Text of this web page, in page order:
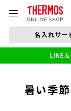
本体品番やキ
食洗機対
名入れサー
LINE
暑い季